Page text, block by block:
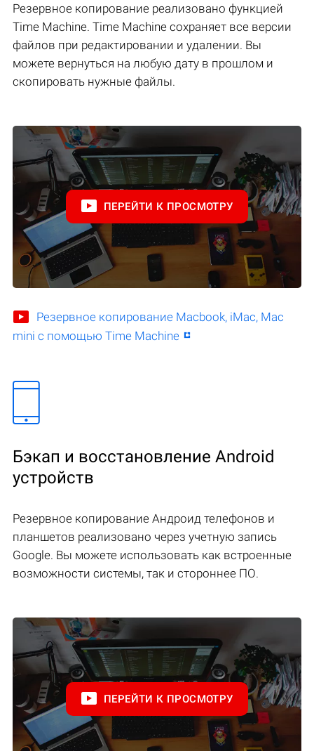
Резервное копирование реализовано функцией
Time Machine. Time Machine сохраняет все версии
файлов при редактировании и удалении. Вы
можете вернуться на любую дату в прошлом и
скопировать нужные файлы.
ПЕРЕЙТИ К ПРОСМОТРУ
Резервное копирование Macbook, iMac, Mac
mini с помощью Time Machine
Бэкап и восстановление Android
устройств
Резервное копирование Андроид телефонов и
планшетов реализовано через учетную запись
Google. Вы можете использовать как встроенные
возможности системы, так и стороннее ПО.
ПЕРЕЙТИ К ПРОСМОТРУ